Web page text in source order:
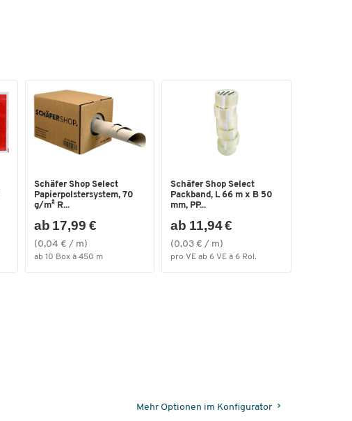
Schäfer Shop Select
Papierpolstersystem, 70
g/m² R...
ab 17,99 €
(0,04 € / m)
ab 10 Box à 450 m
Schäfer Shop Select
Packband, L 66 m x B 50
mm, PP...
ab 11,94 €
(0,03 € / m)
pro VE ab 6 VE à 6 Rol.
Mehr Optionen im Konfigurator